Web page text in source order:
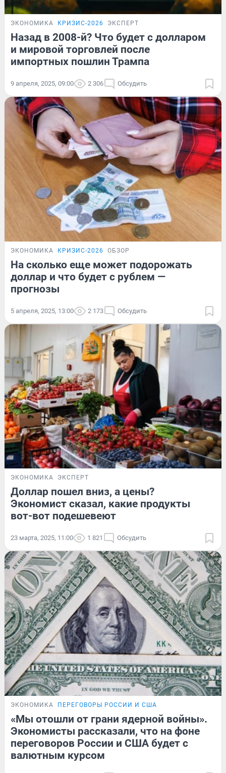
ЭКОНОМИКА КРИЗИС-2026 ЭКСПЕРТ
Назад в 2008-й? Что будет с долларом
и мировой торговлей после
импортных пошлин Трампа
9 апреля, 2025, 09:00 2 306 Обсудить
ЭКОНОМИКА КРИЗИС-2026 ОБЗОР
На сколько еще может подорожать
доллар и что будет с рублем —
прогнозы
5 апреля, 2025, 13:00 2 173 Обсудить
ЭКОНОМИКА ЭКСПЕРТ
Доллар пошел вниз, а цены?
Экономист сказал, какие продукты
вот-вот подешевеют
23 марта, 2025, 11:00 1 821 Обсудить
ЭКОНОМИКА ПЕРЕГОВОРЫ РОССИИ И США
«Мы отошли от грани ядерной войны».
Экономисты рассказали, что на фоне
переговоров России и США будет с
валютным курсом